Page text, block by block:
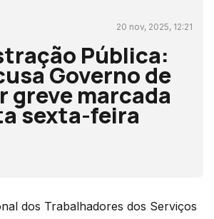
20 nov, 2025, 12:21
Pública:
Governo de
greve marcada
sexta-feira
dos Trabalhadores dos Serviços